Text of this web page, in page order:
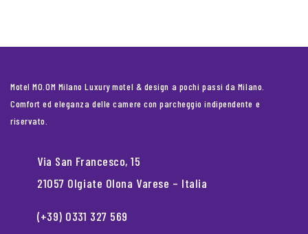
Motel MO.OM Milano Luxury motel & design a pochi passi da Milano.
Comfort ed eleganza delle camere con parcheggio indipendente e
riservato.
Via San Francesco, 15
21057 Olgiate Olona Varese – Italia
(+39) 0331 327 569